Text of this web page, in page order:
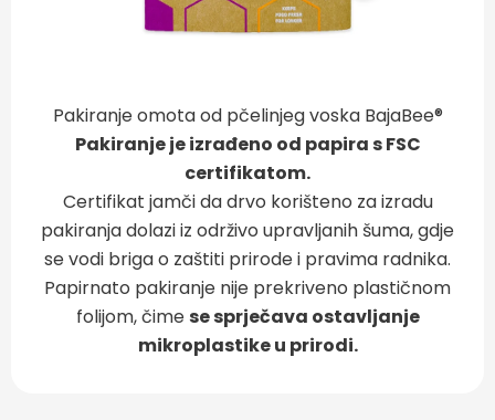
Pakiranje omota od pčelinjeg voska BajaBee®
Pakiranje je izrađeno od papira s FSC
certifikatom.
Certifikat jamči da drvo korišteno za izradu
pakiranja dolazi iz održivo upravljanih šuma, gdje
se vodi briga o zaštiti prirode i pravima radnika.
Papirnato pakiranje nije prekriveno plastičnom
folijom, čime se sprječava ostavljanje
mikroplastike u prirodi.